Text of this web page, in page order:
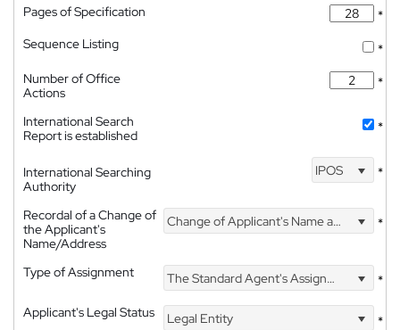
Pages of Specification
*
Sequence Listing
*
Number of Office
Actions
*
International Search
Report is established
*
International Searching
Authority
IPOS *
Recordal of a Change of
the Applicant's
Name/Address
Change of Applicant's Name and Address *
Type of Assignment The Standard Agent's Assignment
*
Applicant's Legal Status
Legal Entity
*